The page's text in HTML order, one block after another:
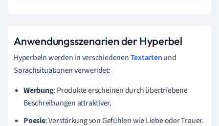
Anwendungsszenarien der Hyperbel
Hyperbeln werden in verschiedenenTextartenund
Sprachsituationen verwendet:
Werbung: Produkte erscheinen durch übertriebene
Beschreibungen attraktiver.
Poesie: Verstärkung von Gefühlen wie Liebe oder Trauer.